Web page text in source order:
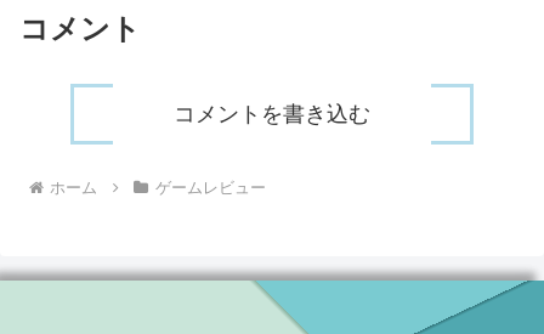
コメント
コメントを書き込む
ホーム ゲームレビュー